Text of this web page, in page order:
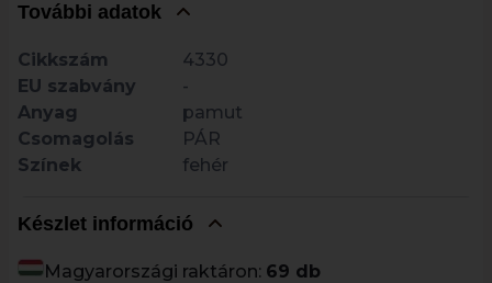
További adatok
Cikkszám
4330
EU szabvány
-
Anyag
pamut
Csomagolás
PÁR
Színek
fehér
Készlet információ
Magyarországi raktáron: 69 db